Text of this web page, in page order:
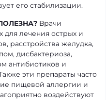
его стабилизации.
Врачи
для лечения острых и
расстройства желудка,
дисбактериоза,
антибиотиков и
эти препараты часто
пищевой аллергии и
воздействуют